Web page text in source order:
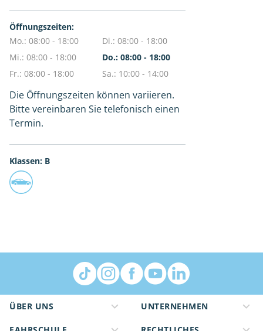
Öffnungszeiten:
Mo.: 08:00 - 18:00
Di.: 08:00 - 18:00
Mi.: 08:00 - 18:00
Do.: 08:00 - 18:00
Fr.: 08:00 - 18:00
Sa.: 10:00 - 14:00
Die Öffnungszeiten können variieren.
Bitte vereinbaren Sie telefonisch einen
Termin.
Klassen: B
ÜBER UNS UNTERNEHMEN